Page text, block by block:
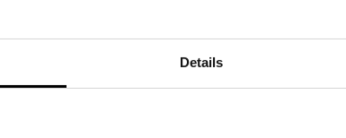
Details
Dolo Str11298SofiaBulgarienoffice@cangaroo-bg.com